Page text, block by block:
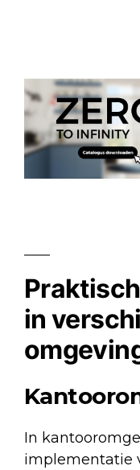
in
In
implementatie